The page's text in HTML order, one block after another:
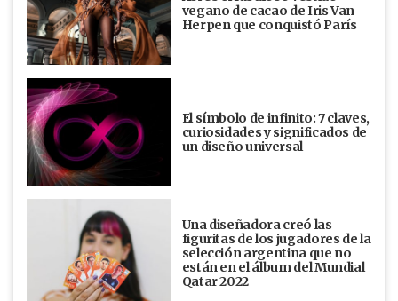
vegano de cacao de Iris Van
Herpen que conquistó París
El símbolo de infinito: 7 claves,
curiosidades y significados de
un diseño universal
Una diseñadora creó las
figuritas de los jugadores de la
selección argentina que no
están en el álbum del Mundial
Qatar 2022